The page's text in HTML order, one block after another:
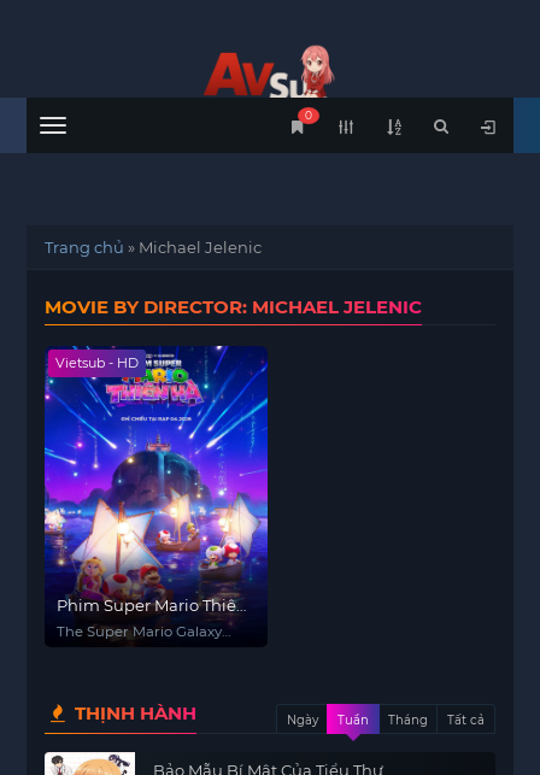
Menu
0
Trang chủ » Michael Jelenic
MOVIE BY DIRECTOR: MICHAEL JELENIC
Vietsub - HD
Phim Super Mario Thiên
Hà
The Super Mario Galaxy
THỊNH HÀNH Ngày Tuần Tháng Tất cả
Bảo Mẫu Bí Mật Của Tiểu Thư